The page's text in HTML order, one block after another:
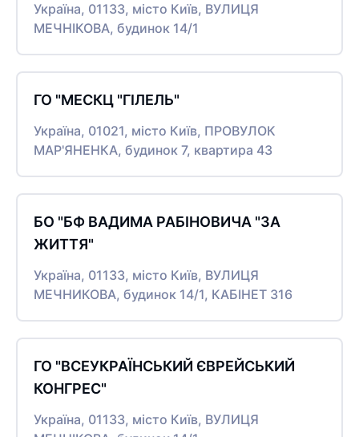
Україна, 01133, місто Київ, ВУЛИЦЯ
МЕЧНІКОВА, будинок 14/1
ГО "МЕСКЦ "ГІЛЕЛЬ"
Україна, 01021, місто Київ, ПРОВУЛОК
МАР'ЯНЕНКА, будинок 7, квартира 43
БО "БФ ВАДИМА РАБІНОВИЧА "ЗА
ЖИТТЯ"
Україна, 01133, місто Київ, ВУЛИЦЯ
МЕЧНИКОВА, будинок 14/1, КАБІНЕТ 316
ГО "ВСЕУКРАЇНСЬКИЙ ЄВРЕЙСЬКИЙ
КОНГРЕС"
Україна, 01133, місто Київ, ВУЛИЦЯ